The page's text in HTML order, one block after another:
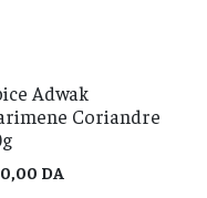
Adwak
Coriandre
DA